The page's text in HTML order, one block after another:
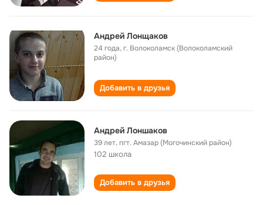
Андрей Лонщаков
24 года,г. Волоколамск (Волоколамский
район)
Добавить в друзья
Андрей Лоншаков
39 лет,пгт. Амазар (Могочинский район)
102 школа
Добавить в друзья